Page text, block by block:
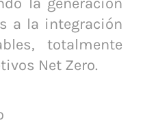
la generación
a la integración
totalmente
Net Zero.